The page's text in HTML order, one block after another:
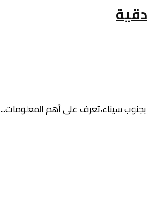
سيناء،تعرف على أهم المعلومات...